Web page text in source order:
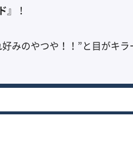
』！
みのやつや！！”と目がキ